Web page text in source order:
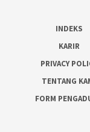
INDEKS
KARIR
PRIVACY
TENTANG
FORM